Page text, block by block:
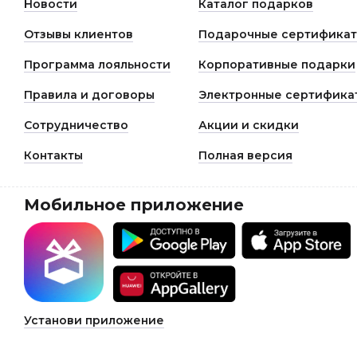
Новости Каталог подарков
Отзывы клиентов Подарочные
Программа лояльности Корпоративные подарки
Правила и договоры Электронные
Сотрудничество Акции и скидки
Контакты Полная версия
Мобильное приложение
Установи приложение